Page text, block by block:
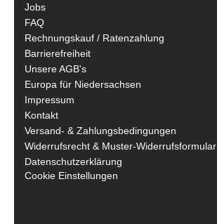
Jobs
FAQ
Rechnungskauf / Ratenzahlung
Barrierefreiheit
Unsere AGB's
Europa für Niedersachsen
Impressum
Kontakt
Versand- & Zahlungsbedingungen
Widerrufsrecht & Muster-Widerrufsformular
Datenschutzerklärung
Cookie Einstellungen